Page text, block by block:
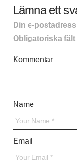
Lämna ett
Din e-
Obligatoriska fält
Kommentar
Name
Email